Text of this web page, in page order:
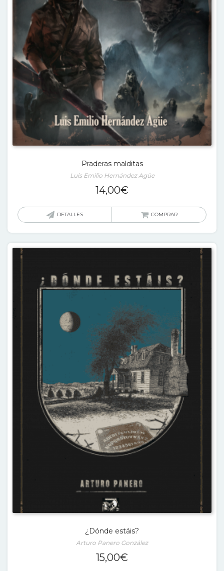
Praderas malditas
Luis Emilio Hernández Agüe
14,00€
DETALLES COMPRAR
¿Dónde estáis?
Arturo Panero González
15,00€